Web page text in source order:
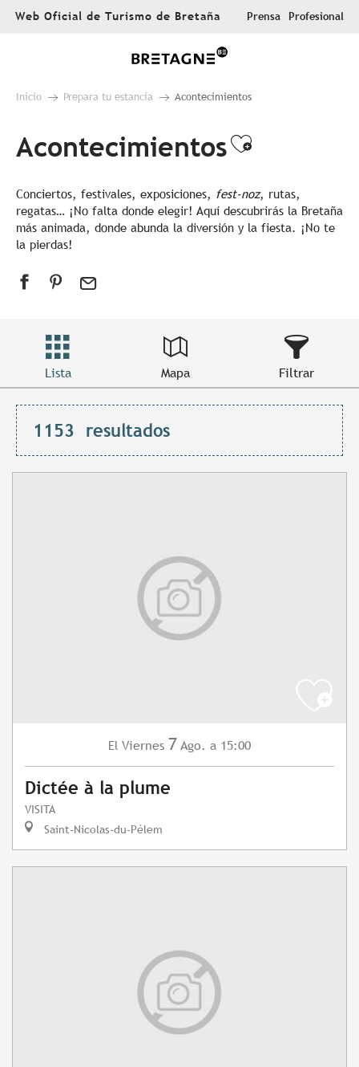
AllerWeb Oficial de Turismo de Bretaña Prensa Profesional
Inicio Prepara tu estancia Acontecimientos
AcontecimientosAjouter
Conciertos, festivales, exposiciones, fest-noz, rutas,
regatas… ¡No falta donde elegir! Aquí descubrirás la Bretaña
más animada, donde abunda la diversión y la fiesta. ¡No te
la pierdas!
Lista Mapa Filtrar
1153 resultados
El Viernes 7 Ago. a 15:00
Dictée à la plume
VISITA
Saint-Nicolas-du-Pélem